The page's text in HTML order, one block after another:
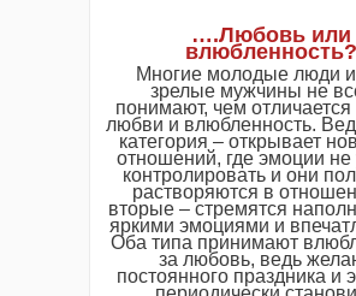
….Любовь или
влюбленность?
Многие молодые люди
зрелые мужчины не
понимают, чем отличается
любви и влюбленность.
категория – открывает
отношений, где эмоции не
контролировать и они
растворяются в
вторые – стремятся
яркими эмоциями и
Оба типа принимают
за любовь, ведь
постоянного праздника и